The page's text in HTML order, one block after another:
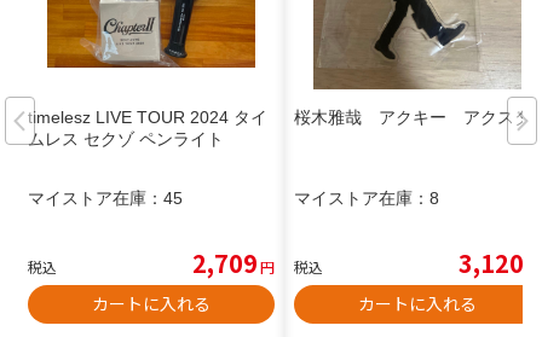
timelesz LIVE TOUR 2024 タイ
ムレス セクゾ ペンライト
マイストア在庫： 45
税込 2,709円
カートに入れる
桜木雅哉 アクキー アクスタ
マイストア在庫： 8
税込 3,120
カートに入れる